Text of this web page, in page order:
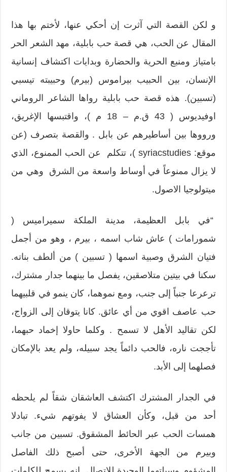
و لكن القصة التي آثرت إن أحكي عنها، لأختم بها هذا
المقال عن الحب، هي قصة حب بابلية، مهد الشعر الحر
بامتياز ومنبع الحرية والحضارة وبدايات اكتشاف إنسانية
الإنسان، بين الحبيب بيراموس (بيرم) وحبيبته تيسبي
(تسبين). هذه قصة حب بابلية رواها الشاعر الروماني
اوفيديوس ( 43 ق.م – 18 م )، واقتبسها الإغريق،
ورووها بين أساطيرهم عن بابل . والقصة بتصرف (عن
موقع: syriacstudies )، تتكلم عن الحب الممنوع، الذي
لا يزال ممنوعاً في أوساط واسعة من الشرق وهي من
ميتولوجيا الاصول.
“في بابل العظيمة، مدينة الملكة سميراميس (
شمورامات ) عاش شاب اسمه ، بيرم ، وهو من أجمل
فتيان الشرق وصبية اسمها ( تسبين ) من ألطف بناته.
سكنا في بيتين متلاصقين، يفصل ما بينهما جدار مشترك،
ترعرعا جنباً إلى جنب، ومع نموهما، كان ينمو في قلبيهما
حب عاصف اقوي من أي عائق. كانا يتوقان إلى الزواج،
لكن تقاليد الأهل لا تسمح . وكلما حاولا إخماد حبهما،
تأججت ناره، فالحب دائماً يجد سبيله، ولم يعد بالإمكان
فصلهما إلى الأبد.
في الجدار المشترك اكتشف العاشقان شقاً لم يلحظه
أحد من قبل، وكأن العشاق لا يفوتهم شيء. تبادلا
همسات الحب عبر الحائط المشقوق. تسبين من جانب
وبيرم من الجهة الأخرى، حتى أصبح ذلك الفاصل